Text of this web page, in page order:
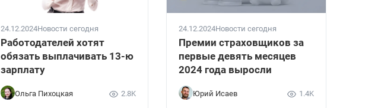
24.12.2024Новости сегодня
Работодателей хотят
обязать выплачивать 13-ю
зарплату
Ольга Пихоцкая 2.8K
24.12.2024Новости сегодня
Премии страховщиков за
первые девять месяцев
2024 года выросли
Юрий Исаев 1.4K